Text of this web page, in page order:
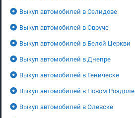
Выкуп автомобилей в Селидове
Выкуп автомобилей в Овруче
Выкуп автомобилей в Белой Церкви
Выкуп автомобилей в Днепре
Выкуп автомобилей в Геническе
Выкуп автомобилей в Новом Роздоле
Выкуп автомобилей в Олевске